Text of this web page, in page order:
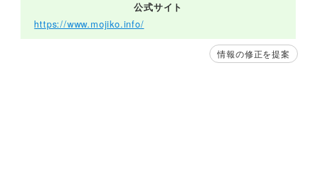
公式サイト
https://www.mojiko.info/
情報の修正を提案